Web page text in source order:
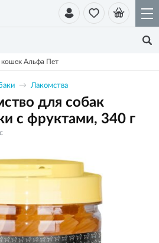
Альфа Пет
Лакомства
для собак
с фруктами, 340 г